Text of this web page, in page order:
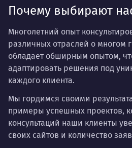
Почему выбирают
Многолетний опыт
различных отраслей о многом
обладает обширным опытом,
адаптировать решения под
каждого клиента.
Мы гордимся своими
примеры успешных проектов,
консультаций наши клиенты
своих сайтов и количество